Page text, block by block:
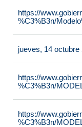
https://
%C3%B3n/
jueves, 14 octubre
https://
%C3%B3n/
https://
%C3%B3n/